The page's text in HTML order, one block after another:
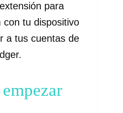
para
con tu dispositivo
a tus cuentas de